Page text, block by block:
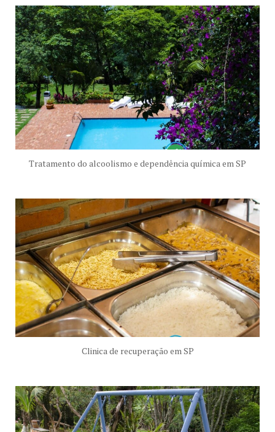
Tratamento do alcoolismo e dependência química em SP
Clinica de recuperação em SP